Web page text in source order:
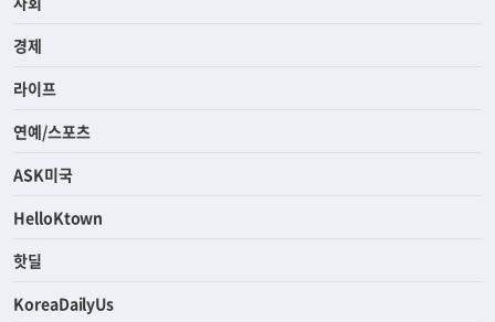
경제
라이프
연예/스포츠
ASK미국
HelloKtown
핫딜
KoreaDailyUs